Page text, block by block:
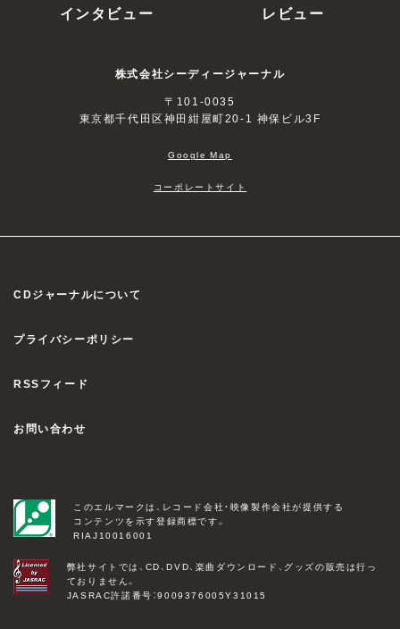
インタビュー レビュー
株式会社シーディージャーナル
〒101-0035
東京都千代田区神田紺屋町20-1 神保ビル3F
Google Map
コーポレートサイト
CDジャーナルについて
プライバシーポリシー
RSSフィード
お問い合わせ
このエルマークは、レコード会社・映像製作会社が提供する
コンテンツを示す登録商標です。
RIAJ10016001
弊社サイトでは、CD、DVD、楽曲ダウンロード、グッズの販売は行っ
ておりません。
JASRAC許諾番号：9009376005Y31015